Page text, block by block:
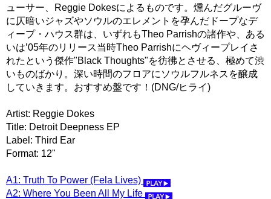
ューサー、Reggie Dokesによるものです。燻んだグルーヴ
に仄暗いジャズやソウルのエレメントを孕んだドープなデ
ィープ・ハウス群は、いずれもTheo Parrishの諸作や、ある
いは’05年のリリース当時Theo Parrishにヘヴィープレイさ
れたという傑作"Black Thoughts"を彷彿とさせる、極めて渋
いものばかり。深い時間のフロアにソウルフルネスを醸成
していきます。おすすめ盤です！(DNG/ヒライ)
Artist: Reggie Dokes
Title: Detroit Deepness EP
Label: Third Ear
Format: 12"
A1: Truth To Power (Fela Lives)
A2: Where You Been All My Life